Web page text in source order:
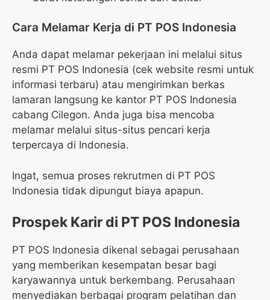
Cara Melamar Kerja di PT POS Indonesia
Anda dapat melamar pekerjaan ini melalui situs
resmi PT POS Indonesia (cek website resmi untuk
informasi terbaru) atau mengirimkan berkas
lamaran langsung ke kantor PT POS Indonesia
cabang Cilegon. Anda juga bisa mencoba
melamar melalui situs-situs pencari kerja
terpercaya di Indonesia.
Ingat, semua proses rekrutmen di PT POS
Indonesia tidak dipungut biaya apapun.
Prospek Karir di PT POS Indonesia
PT POS Indonesia dikenal sebagai perusahaan
yang memberikan kesempatan besar bagi
karyawannya untuk berkembang. Perusahaan
menyediakan berbagai program pelatihan dan